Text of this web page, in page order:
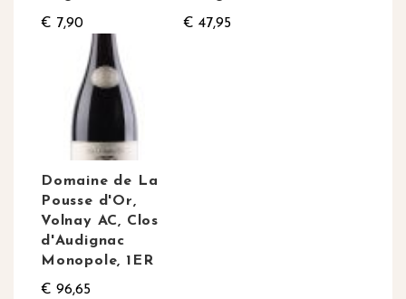
€ 7,90
€ 47,95
Domaine de La
Pousse d'Or,
Volnay AC, Clos
d'Audignac
Monopole, 1ER
€ 96,65